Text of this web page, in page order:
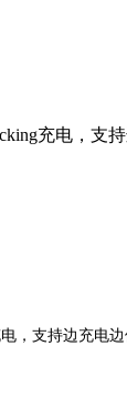
充电，支
，支持边充电